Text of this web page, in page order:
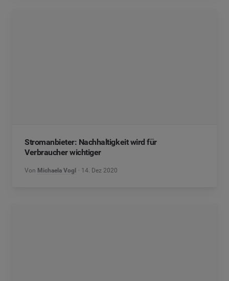
Stromanbieter: Nachhaltigkeit wird für
Verbraucher wichtiger
Von Michaela Vogl 14. Dez 2020